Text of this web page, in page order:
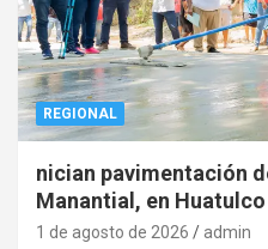
REGIONAL
nician pavimentación
Manantial, en Huatulco
1 de agosto de 2026 admin